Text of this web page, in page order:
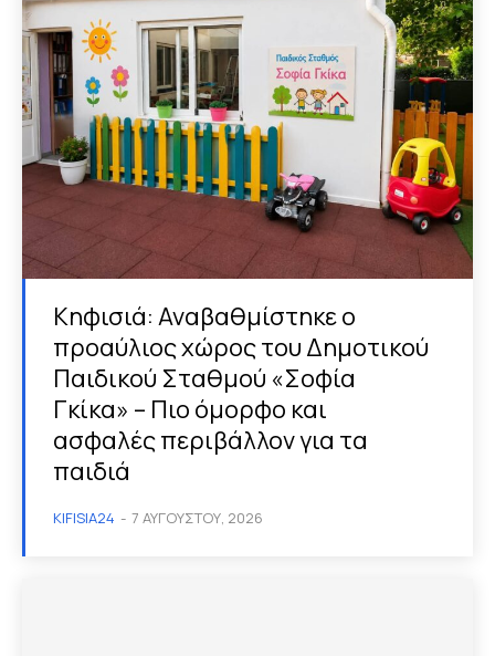
Κηφισιά: Αναβαθμίστηκε ο
προαύλιος χώρος του Δημοτικού
Παιδικού Σταθμού «Σοφία
Γκίκα» – Πιο όμορφο και
ασφαλές περιβάλλον για τα
παιδιά
KIFISIA24 - 7 ΑΥΓΟΎΣΤΟΥ, 2026